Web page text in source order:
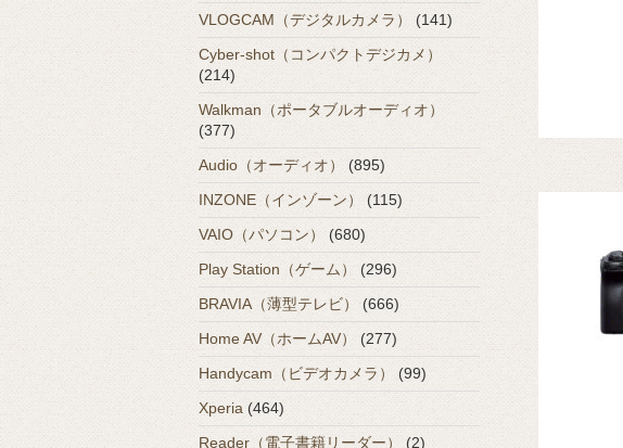
VLOGCAM（デジタルカメラ）
(141)
Cyber-shot（コンパクトデジカメ）
(214)
Walkman（ポータブルオーディオ）
(377)
Audio（オーディオ）
(895)
INZONE（インゾーン）
(115)
VAIO（パソコン）
(680)
Play Station（ゲーム）
(296)
BRAVIA（薄型テレビ）
(666)
Home AV（ホームAV）
(277)
Handycam（ビデオカメラ）
(99)
Xperia (464)
Reader（電子書籍リーダー）
(2)